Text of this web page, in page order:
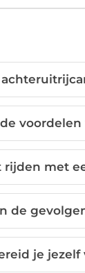
rijden met
de
je